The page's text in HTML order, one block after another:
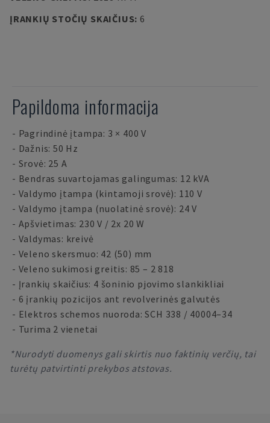
ĮRANKIŲ STOČIŲ SKAIČIUS: 6
Papildoma informacija
- Pagrindinė įtampa: 3 × 400 V
- Dažnis: 50 Hz
- Srovė: 25 A
- Bendras suvartojamas galingumas: 12 kVA
- Valdymo įtampa (kintamoji srovė): 110 V
- Valdymo įtampa (nuolatinė srovė): 24 V
- Apšvietimas: 230 V / 2x 20 W
- Valdymas: kreivė
- Veleno skersmuo: 42 (50) mm
- Veleno sukimosi greitis: 85 – 2 818
- Įrankių skaičius: 4 šoninio pjovimo slankikliai
- 6 įrankių pozicijos ant revolverinės galvutės
- Elektros schemos nuoroda: SCH 338 / 40004–34
- Turima 2 vienetai
*Nurodyti duomenys gali skirtis nuo faktinių verčių, tai
turėtų patvirtinti prekybos atstovas.